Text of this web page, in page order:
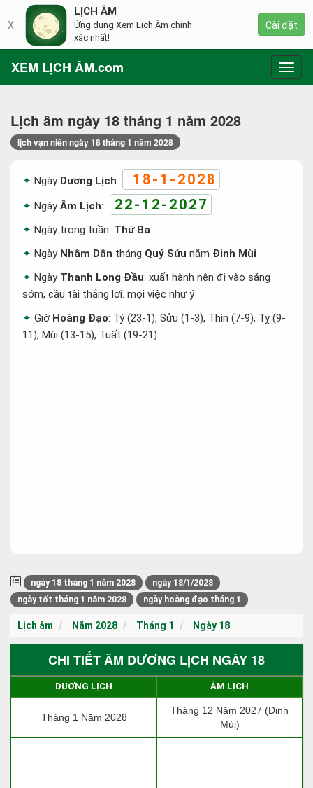
XEM LỊCH ÂM.com
Lịch âm ngày 18 tháng 1 năm 2028
lịch vạn niên ngày 18 tháng 1 năm 2028
Ngày Dương Lịch: 18-1-2028
NgàyÂm Lịch: 22-12-2027
Ngày trong tuần: Thứ Ba
Ngày Nhâm Dần tháng Quý Sửu năm Đinh Mùi
Ngày Thanh Long Đầu: xuất hành nên đi vào sáng
sớm, cầu tài thắng lợi. mọi việc như ý
Giờ Hoàng Đạo: Tý (23-1), Sửu (1-3), Thìn (7-9), Tỵ (9-
11), Mùi (13-15), Tuất (19-21)
ngày 18 tháng 1 năm 2028
ngày 18/1/2028
ngày tốt tháng 1 năm 2028
ngày hoàng đạo tháng 1
Lịch âm Năm 2028 Tháng 1 Ngày 18
CHI TIẾT ÂM DƯƠNG LỊCH NGÀY 18
DƯƠNG LỊCH ÂM LỊCH
Tháng 1 Năm 2028
Tháng 12 Năm 2027 (Đinh
Mùi)
X
LỊCH ÂM
Ứng dụng Xem Lịch Âm chính
xác nhất!
Cài đặt